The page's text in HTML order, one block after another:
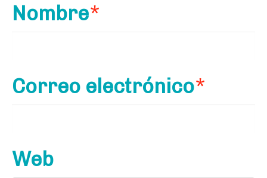
Nombre*
Correo electrónico*
Web